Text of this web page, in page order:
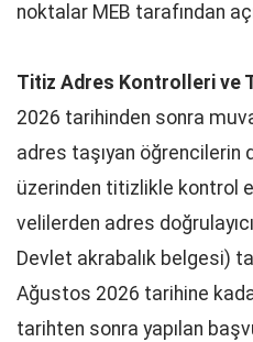
noktalar MEB tarafından
Titiz Adres Kontrolleri ve
2026 tarihinden sonra
adres taşıyan öğrencilerin
üzerinden titizlikle kontrol
velilerden adres
Devlet akrabalık belgesi)
Ağustos 2026 tarihine
tarihten sonra yapılan